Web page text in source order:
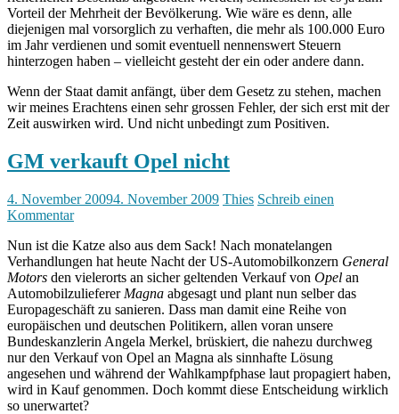
Vorteil der Mehrheit der Bevölkerung. Wie wäre es denn, alle
diejenigen mal vorsorglich zu verhaften, die mehr als 100.000 Euro
im Jahr verdienen und somit eventuell nennenswert Steuern
hinterzogen haben – vielleicht gesteht der ein oder andere dann.
Wenn der Staat damit anfängt, über dem Gesetz zu stehen, machen
wir meines Erachtens einen sehr grossen Fehler, der sich erst mit der
Zeit auswirken wird. Und nicht unbedingt zum Positiven.
GM verkauft Opel nicht
4. November 20094. November 2009 Thies Schreib einen
Kommentar
Nun ist die Katze also aus dem Sack! Nach monatelangen
Verhandlungen hat heute Nacht der US-Automobilkonzern General
Motors den vielerorts an sicher geltenden Verkauf von Opel an
Automobilzulieferer Magna abgesagt und plant nun selber das
Europageschäft zu sanieren. Dass man damit eine Reihe von
europäischen und deutschen Politikern, allen voran unsere
Bundeskanzlerin Angela Merkel, brüskiert, die nahezu durchweg
nur den Verkauf von Opel an Magna als sinnhafte Lösung
angesehen und während der Wahlkampfphase laut propagiert haben,
wird in Kauf genommen. Doch kommt diese Entscheidung wirklich
so unerwartet?